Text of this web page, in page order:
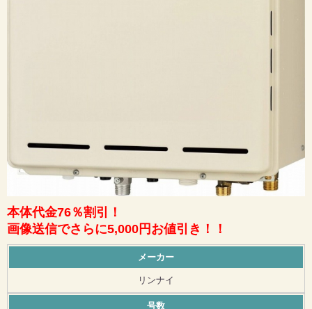
本体代金76％割引！
画像送信でさらに5,000円お値引き！！
メーカー
リンナイ
号数